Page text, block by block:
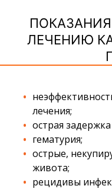
ЛЕЧЕНИЮ
лечения;
острая
гематурия;
острые,
живота;
рецидивы